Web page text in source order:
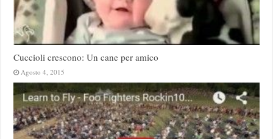
Cuccioli crescono: Un cane per amico
Agosto 4, 2015